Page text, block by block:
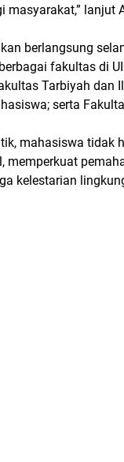
lanjut
berlangsung
fakultas di
Tarbiyah dan
serta
mahasiswa
memperkuat
kelestarian